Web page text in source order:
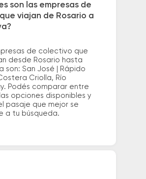
son las empresas de
viajan de Rosario a
de colectivo que
desde Rosario hasta
son: San José | Rápido
Criolla, Río
Podés comparar entre
opciones disponibles y
pasaje que mejor se
a tu búsqueda.